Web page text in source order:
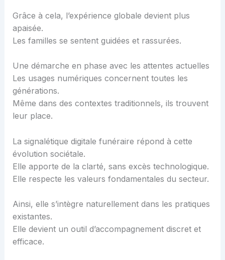
Grâce à cela, l’expérience globale devient plus
apaisée.
Les familles se sentent guidées et rassurées.
Une démarche en phase avec les attentes actuelles
Les usages numériques concernent toutes les
générations.
Même dans des contextes traditionnels, ils trouvent
leur place.
La signalétique digitale funéraire répond à cette
évolution sociétale.
Elle apporte de la clarté, sans excès technologique.
Elle respecte les valeurs fondamentales du secteur.
Ainsi, elle s’intègre naturellement dans les pratiques
existantes.
Elle devient un outil d’accompagnement discret et
efficace.